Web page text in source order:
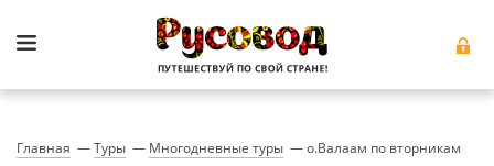
Главная —Туры — Многодневные туры —о.Валаам по вторникам